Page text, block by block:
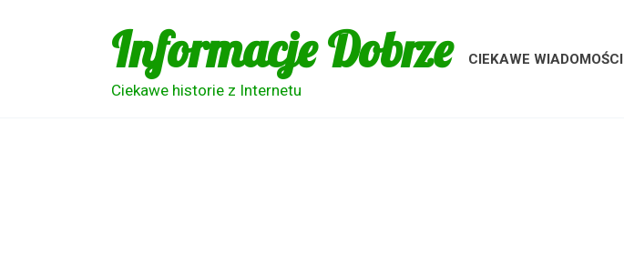
Informacje Dobrze
Ciekawe historie z Internetu
CIEKAWE WIADOMOŚCI